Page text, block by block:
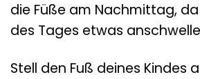
die Füße am Nachmittag,
des Tages etwas
Stell den Fuß deines Kindes